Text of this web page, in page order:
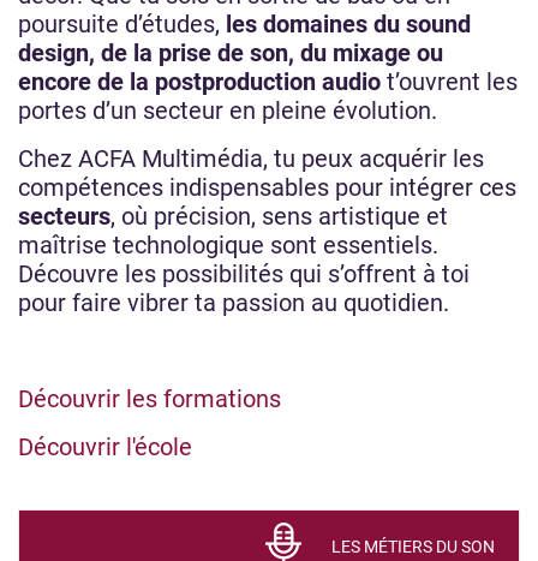
poursuite d’études, les domaines du sound
design, de la prise de son, du mixage ou
encore de la postproduction audio t’ouvrent les
portes d’un secteur en pleine évolution.
Chez ACFA Multimédia, tu peux acquérir les
compétences indispensables pour intégrer ces
secteurs, où précision, sens artistique et
maîtrise technologique sont essentiels.
Découvre les possibilités qui s’offrent à toi
pour faire vibrer ta passion au quotidien.
Découvrir les formations
Découvrir l'école
LES MÉTIERS DU SON